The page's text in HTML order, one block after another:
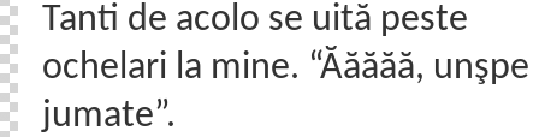
Tanti de acolo se uită peste
ochelari la mine. “Ăăăăă, unşpe
jumate”.